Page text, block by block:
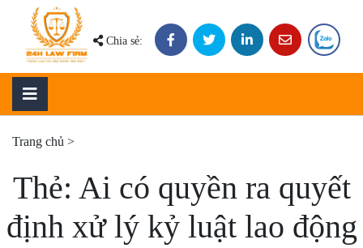
content
Chia sẻ:
Trang chủ >
Thẻ: Ai có quyền ra quyết
định xử lý kỷ luật lao động